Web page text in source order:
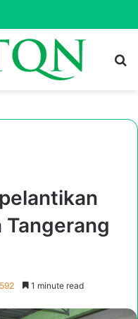
Tangerang
592 1 minute read